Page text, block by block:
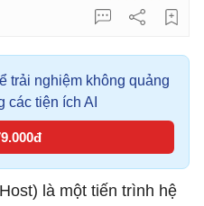
trải nghiệm không quảng
các tiện ích AI
là một tiến trình hệ